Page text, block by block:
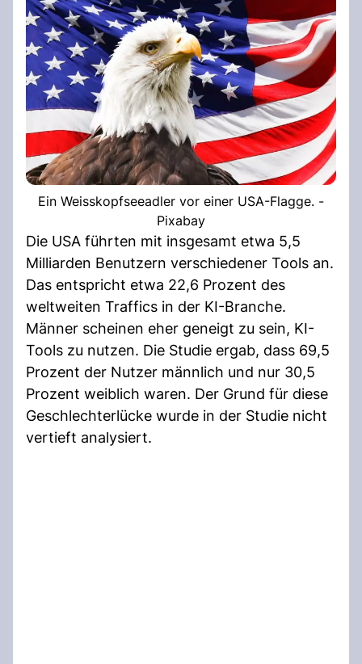
Ein Weisskopfseeadler vor einer USA-Flagge. -
Pixabay
Die USA führten mit insgesamt etwa 5,5
Milliarden Benutzern verschiedener Tools an.
Das entspricht etwa 22,6 Prozent des
weltweiten Traffics in der KI-Branche.
Männer scheinen eher geneigt zu sein, KI-
Tools zu nutzen. Die Studie ergab, dass 69,5
Prozent der Nutzer männlich und nur 30,5
Prozent weiblich waren. Der Grund für diese
Geschlechterlücke wurde in der Studie nicht
vertieft analysiert.